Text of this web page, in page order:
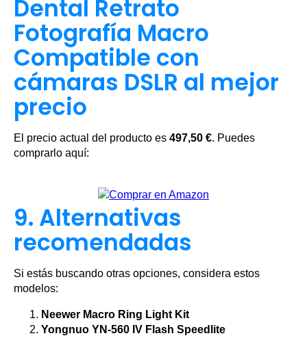
Dental Retrato
Fotografía Macro
Compatible con
cámaras DSLR al mejor
precio
El precio actual del producto es 497,50 €. Puedes
comprarlo aquí:
9. Alternativas
recomendadas
Si estás buscando otras opciones, considera estos
modelos:
Neewer Macro Ring Light Kit
Yongnuo YN-560 IV Flash Speedlite